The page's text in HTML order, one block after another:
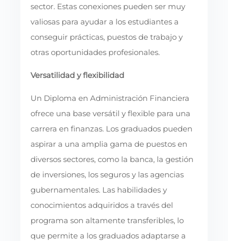
sector. Estas conexiones pueden ser muy
valiosas para ayudar a los estudiantes a
conseguir prácticas, puestos de trabajo y
otras oportunidades profesionales.
Versatilidad y flexibilidad
Un Diploma en Administración Financiera
ofrece una base versátil y flexible para una
carrera en finanzas. Los graduados pueden
aspirar a una amplia gama de puestos en
diversos sectores, como la banca, la gestión
de inversiones, los seguros y las agencias
gubernamentales. Las habilidades y
conocimientos adquiridos a través del
programa son altamente transferibles, lo
que permite a los graduados adaptarse a